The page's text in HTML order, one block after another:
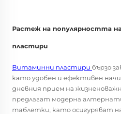
Растеж на популярността
пластири
Витаминни пластири бързо
като удобен и ефективен
дневния прием на
предлагат модерна
таблетки, като осигуряват